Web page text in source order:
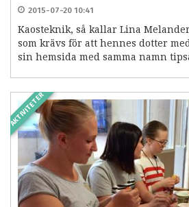
2015-07-20 10:41
Kaosteknik, så kallar Lina
som krävs för att hennes dotter
sin hemsida med samma namn
AKTIVITETER